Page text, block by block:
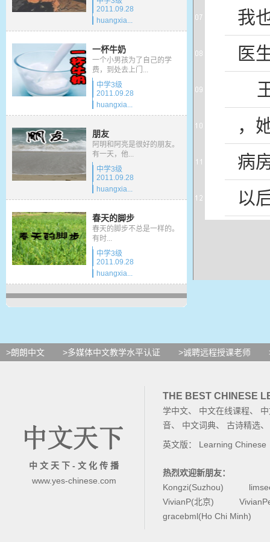
2011.09.28
huangxia...
一杯牛奶
一个小男孩为了自己的学
费，到处去上门...
中学3级
2011.09.28
huangxia...
朋友
阿明和阿亮是很好的朋友。
有一天，他...
中学3级
2011.09.28
huangxia...
春天的脚步
春天的脚步不总是一样的。
有时...
中学3级
2011.09.28
huangxia...
我
医
，
病
以
好
时
看
着
画
>朗朗中文 >多媒体中文教学水平认证 >诚聘远程授课老师
中 文 天 下 - 文 化 传 播
www.yes-chinese.com
THE BEST CHINESE
学中文、 中文在线课程、
音、 中文词典、 古诗精选
英文版： Learning Chinese
热烈欢迎新朋友：
Kongzi(Suzhou)
VivianP(北京)
gracebml(Ho Chi Minh)